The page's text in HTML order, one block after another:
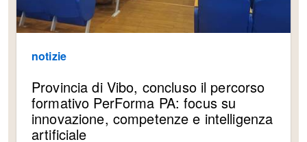
notizie
Provincia di Vibo, concluso il percorso
formativo PerForma PA: focus su
innovazione, competenze e intelligenza
artificiale